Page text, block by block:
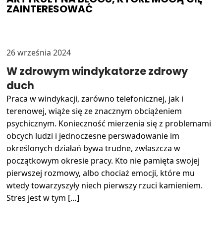
ZAINTERESOWAĆ
26 września 2024
W zdrowym windykatorze zdrowy
duch
Praca w windykacji, zarówno telefonicznej, jak i
terenowej, wiąże się ze znacznym obciążeniem
psychicznym. Konieczność mierzenia się z problemami
obcych ludzi i jednoczesne perswadowanie im
określonych działań bywa trudne, zwłaszcza w
początkowym okresie pracy. Kto nie pamięta swojej
pierwszej rozmowy, albo chociaż emocji, które mu
wtedy towarzyszyły niech pierwszy rzuci kamieniem.
Stres jest w tym […]